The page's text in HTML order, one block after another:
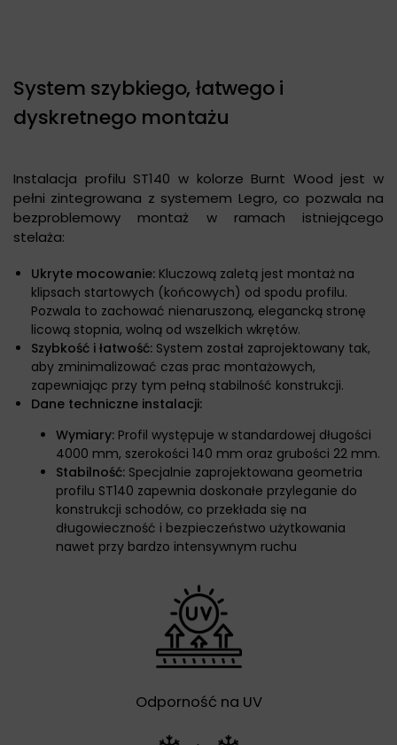
System szybkiego, łatwego i
dyskretnego montażu
Instalacja profilu ST140 w kolorze Burnt Wood jest w
pełni zintegrowana z systemem Legro, co pozwala na
bezproblemowy montaż w ramach istniejącego
stelaża:
Ukryte mocowanie: Kluczową zaletą jest montaż na
klipsach startowych (końcowych) od spodu profilu.
Pozwala to zachować nienaruszoną, elegancką stronę
licową stopnia, wolną od wszelkich wkrętów.
Szybkość i łatwość: System został zaprojektowany tak,
aby zminimalizować czas prac montażowych,
zapewniając przy tym pełną stabilność konstrukcji.
Dane techniczne instalacji:
Wymiary: Profil występuje w standardowej długości
4000 mm, szerokości 140 mm oraz grubości 22 mm.
Stabilność: Specjalnie zaprojektowana geometria
profilu ST140 zapewnia doskonałe przyleganie do
konstrukcji schodów, co przekłada się na
długowieczność i bezpieczeństwo użytkowania
nawet przy bardzo intensywnym ruchu
Odporność na UV